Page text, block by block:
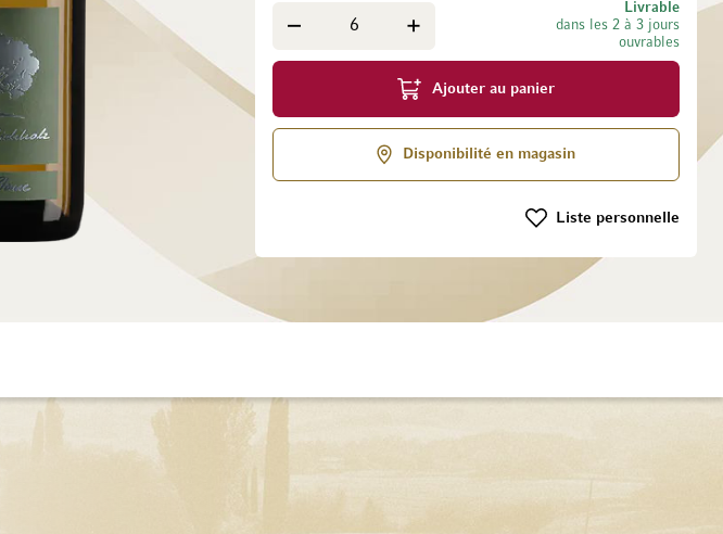
Livrable
dans les 2 à 3 jours
ouvrables
Ajouter au panier
Disponibilité en magasin
Liste personnelle